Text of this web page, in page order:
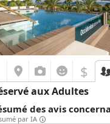
$
aux Adultes
des avis
par IA